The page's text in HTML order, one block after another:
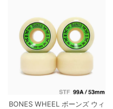
BONES WHEEL ボーンズ ウィ